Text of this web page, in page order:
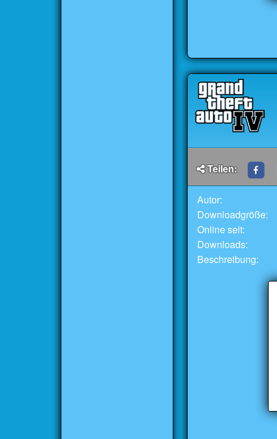
Teilen:
Autor:
Downloadgröße:
Online seit:
Downloads:
Beschreibung: